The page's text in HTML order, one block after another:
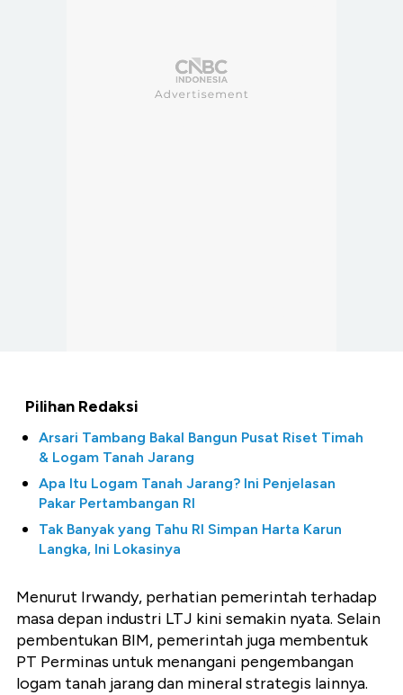
Pilihan Redaksi
Arsari Tambang Bakal Bangun Pusat Riset Timah
& Logam Tanah Jarang
Apa Itu Logam Tanah Jarang? Ini Penjelasan
Pakar Pertambangan RI
Tak Banyak yang Tahu RI Simpan Harta Karun
Langka, Ini Lokasinya
Menurut Irwandy, perhatian pemerintah terhadap
masa depan industri LTJ kini semakin nyata. Selain
pembentukan BIM, pemerintah juga membentuk
PT Perminas untuk menangani pengembangan
logam tanah jarang dan mineral strategis lainnya.